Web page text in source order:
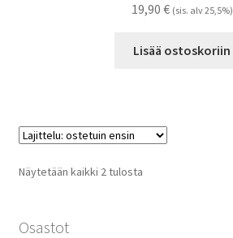
19,90 € (sis. alv 25,5%)
Lisää ostoskoriin
Näytetään kaikki 2 tulostaSuosituimmat
Osastot